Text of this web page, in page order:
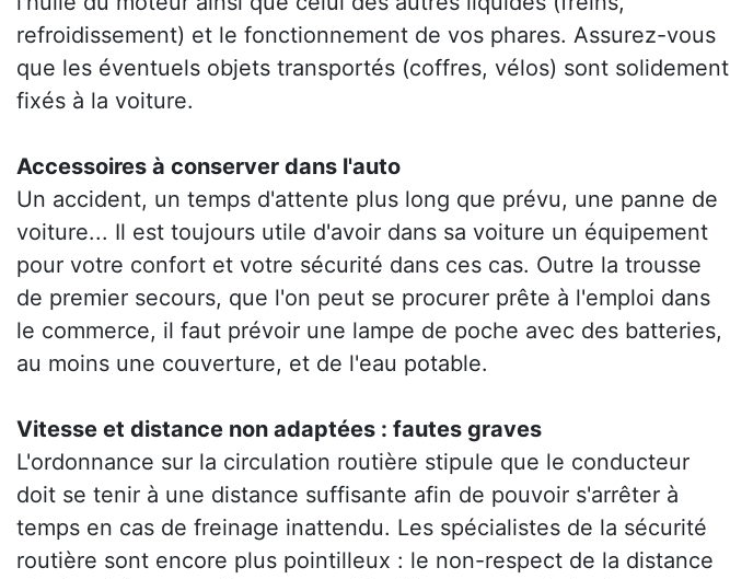
refroidissement) et le fonctionnement de vos phares. Assurez-vous
que les éventuels objets transportés (coffres, vélos) sont solidement
fixés à la voiture.
Accessoires à conserver dans l'auto
Un accident, un temps d'attente plus long que prévu, une panne de
voiture... Il est toujours utile d'avoir dans sa voiture un équipement
pour votre confort et votre sécurité dans ces cas. Outre la trousse
de premier secours, que l'on peut se procurer prête à l'emploi dans
le commerce, il faut prévoir une lampe de poche avec des batteries,
au moins une couverture, et de l'eau potable.
Vitesse et distance non adaptées : fautes graves
L'ordonnance sur la circulation routière stipule que le conducteur
doit se tenir à une distance suffisante afin de pouvoir s'arrêter à
temps en cas de freinage inattendu. Les spécialistes de la sécurité
routière sont encore plus pointilleux : le non-respect de la distance